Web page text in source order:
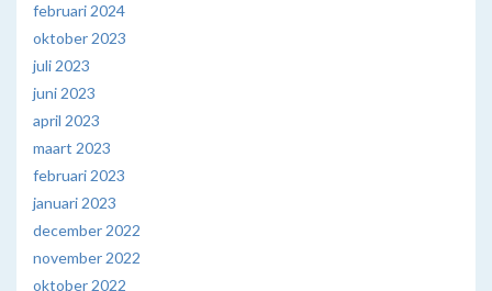
februari 2024
oktober 2023
juli 2023
juni 2023
april 2023
maart 2023
februari 2023
januari 2023
december 2022
november 2022
oktober 2022